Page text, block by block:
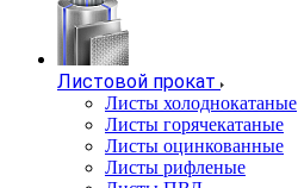
Листовой прокат
Листы холоднокатаные
Листы горячекатаные
Листы оцинкованные
Листы рифленые